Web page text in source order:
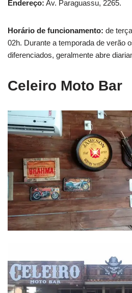
Endereço: Av. Paraguassu, 2265.
Horário de funcionamento: de
02h. Durante a temporada de verão
diferenciados, geralmente abre
Celeiro Moto Bar